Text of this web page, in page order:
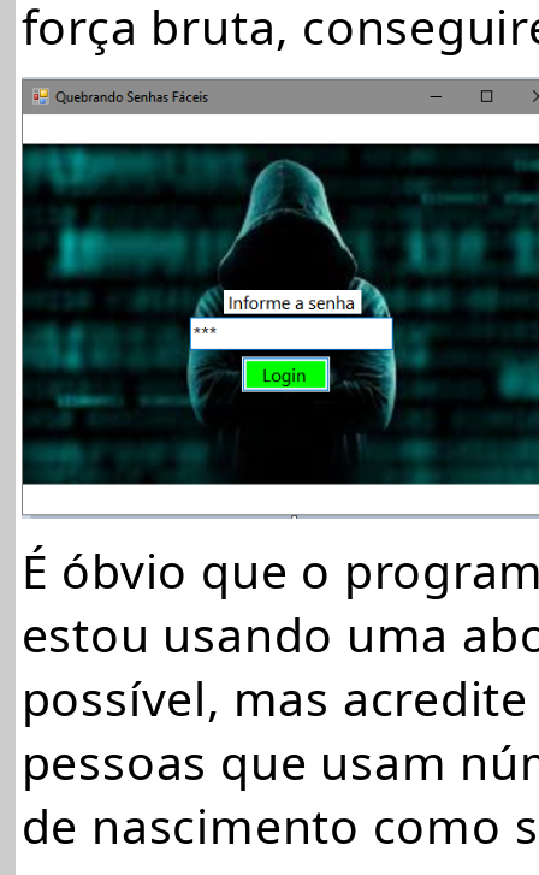
força bruta,
É óbvio que o
estou usando uma
possível, mas
pessoas que usam
de nascimento como